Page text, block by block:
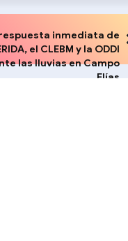
inmediata de
el CLEBM y la ODDI
las lluvias en Campo
Elías